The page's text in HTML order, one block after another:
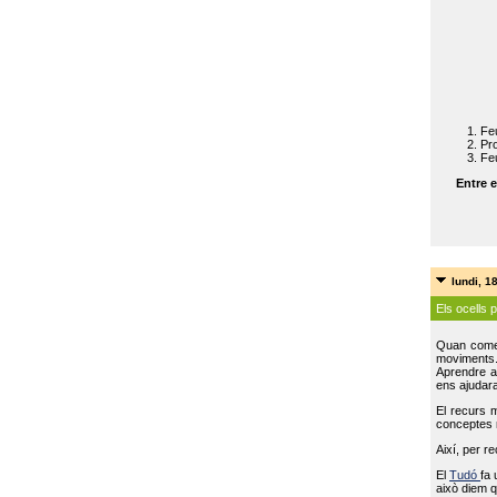
Entre
lundi,
Els ocells
Quan
Aprendre
ens
El recurs
conceptes
Així, per
ElTudófa
això diem